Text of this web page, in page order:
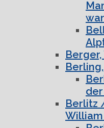
war
Berlitz
William